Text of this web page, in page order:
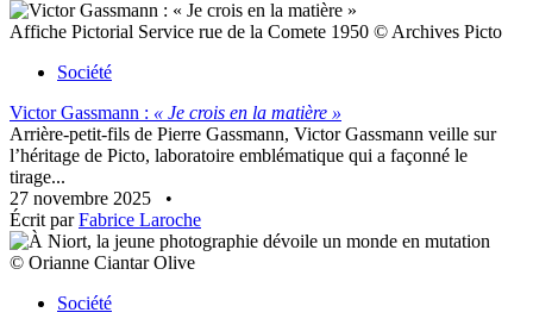
Affiche Pictorial Service rue de la Comete 1950 © Archives Picto
Société
Victor Gassmann : « Je crois en la matière »
Arrière-petit-fils de Pierre Gassmann, Victor Gassmann veille sur
l’héritage de Picto, laboratoire emblématique qui a façonné le
tirage...
27 novembre 2025
•
Écrit parFabrice Laroche
© Orianne Ciantar Olive
Société